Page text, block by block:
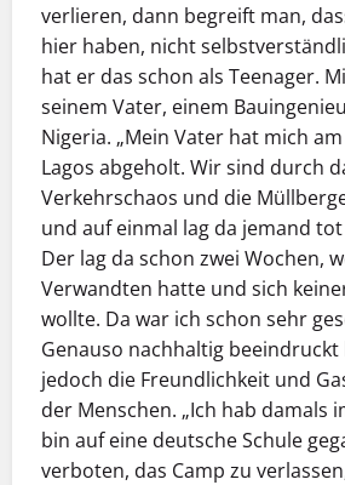
verlieren, dann begreift man,
hier haben, nicht
hat er das schon als Teenager.
seinem Vater, einem
Nigeria. „Mein Vater hat mich
Lagos abgeholt. Wir sind durch
Verkehrschaos und die
und auf einmal lag da jemand
Der lag da schon zwei Wochen,
Verwandten hatte und sich
wollte. Da war ich schon sehr
Genauso nachhaltig
jedoch die Freundlichkeit und
der Menschen. „Ich hab damals
bin auf eine deutsche Schule
verboten, das Camp zu